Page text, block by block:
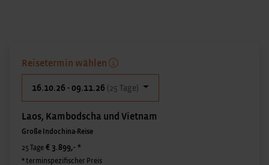
Reisetermin wählen
16.10.26 - 09.11.26 (25 Tage)
Laos, Kambodscha und Vietnam
Große Indochina-Reise
25 Tage € 3.899,- *
* terminspezifischer Preis